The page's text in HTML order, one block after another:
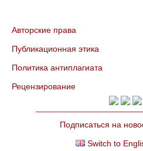
Авторские права
Публикационная этика
Политика антиплагиата
Рецензирование
Подписаться на
Switch to